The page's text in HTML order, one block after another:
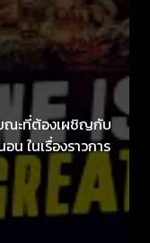
ณะที่ต้องเผชิญกับ
ในเรื่องราวการ